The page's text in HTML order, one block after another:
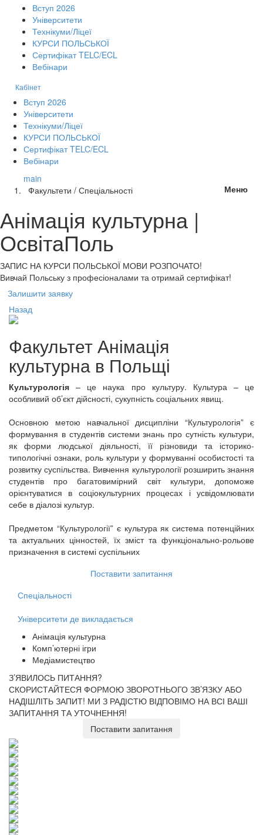
Вступ 2026
Університети
Технікуми/Ліцеї
КУРСИ ПОЛЬСЬКОЇ
Сертифікат TELC/ECL
Вебінари
Кабінет
Вступ 2026
Університети
Технікуми/Ліцеї
КУРСИ ПОЛЬСЬКОЇ
Сертифікат TELC/ECL
Вебінари
Меню
main
Факультети / Спеціальності
Анімація культурна |
ОсвітаПоль
ЗАПИС НА КУРСИ ПОЛЬСЬКОЇ МОВИ РОЗПОЧАТО!
Вивчай Польську з професіоналами та отримай сертифікат!
Залишити заявку
Назад
ФакультетАнімація
культурна в Польщі
Культурологія – це наука про культуру. Культура – це
особливий об’єкт дійсності, сукупність соціальних явищ.
Основною метою навчальної дисципліни “Культурологія” є
формування в студентів системи знань про сутність культури,
як форми людської діяльності, її різновиди та історико-
типологічні ознаки, роль культури у формуванні особистості та
розвитку суспільства. Вивчення культурології розширить знання
студентів про багатовимірний світ культури, допоможе
орієнтуватися в соціокультурних процесах і усвідомлювати
себе в діалозі культур.
Предметом “Культурології” є культура як система потенційних
та актуальних цінностей, їх зміст та функціонально-рольове
призначення в системі суспільних
Поставити запитання
Спеціальності
Університети де викладається
Анімація культурна
Комп’ютерні ігри
Медіамистецтво
З’ЯВИЛОСЬ ПИТАННЯ?
СКОРИСТАЙТЕСЯ ФОРМОЮ ЗВОРОТНЬОГО ЗВ’ЯЗКУ АБО
НАДІШЛІТЬ ЗАПИТ! МИ З РАДІСТЮ ВІДПОВІМО НА ВСІ ВАШІ
ЗАПИТАННЯ ТА УТОЧНЕННЯ!
Поставити запитання